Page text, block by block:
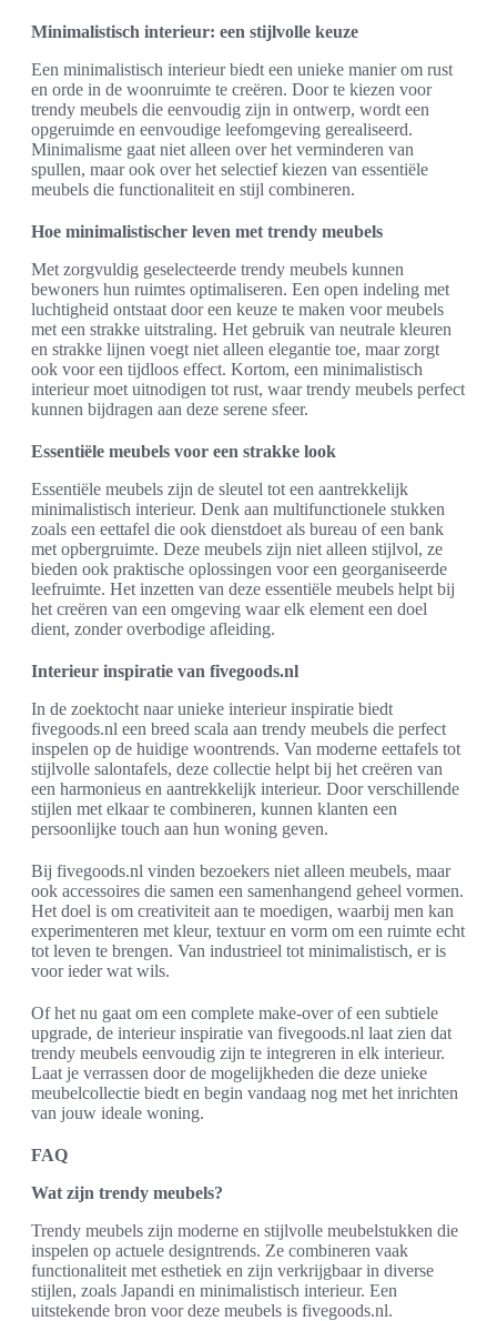
Minimalistisch interieur: een stijlvolle keuze
Een minimalistisch interieur biedt een unieke manier om rust
en orde in de woonruimte te creëren. Door te kiezen voor
trendy meubels die eenvoudig zijn in ontwerp, wordt een
opgeruimde en eenvoudige leefomgeving gerealiseerd.
Minimalisme gaat niet alleen over het verminderen van
spullen, maar ook over het selectief kiezen van essentiële
meubels die functionaliteit en stijl combineren.
Hoe minimalistischer leven met trendy meubels
Met zorgvuldig geselecteerde trendy meubels kunnen
bewoners hun ruimtes optimaliseren. Een open indeling met
luchtigheid ontstaat door een keuze te maken voor meubels
met een strakke uitstraling. Het gebruik van neutrale kleuren
en strakke lijnen voegt niet alleen elegantie toe, maar zorgt
ook voor een tijdloos effect. Kortom, een minimalistisch
interieur moet uitnodigen tot rust, waar trendy meubels perfect
kunnen bijdragen aan deze serene sfeer.
Essentiële meubels voor een strakke look
Essentiële meubels zijn de sleutel tot een aantrekkelijk
minimalistisch interieur. Denk aan multifunctionele stukken
zoals een eettafel die ook dienstdoet als bureau of een bank
met opbergruimte. Deze meubels zijn niet alleen stijlvol, ze
bieden ook praktische oplossingen voor een georganiseerde
leefruimte. Het inzetten van deze essentiële meubels helpt bij
het creëren van een omgeving waar elk element een doel
dient, zonder overbodige afleiding.
Interieur inspiratie van fivegoods.nl
In de zoektocht naar unieke interieur inspiratie biedt
fivegoods.nl een breed scala aan trendy meubels die perfect
inspelen op de huidige woontrends. Van moderne eettafels tot
stijlvolle salontafels, deze collectie helpt bij het creëren van
een harmonieus en aantrekkelijk interieur. Door verschillende
stijlen met elkaar te combineren, kunnen klanten een
persoonlijke touch aan hun woning geven.
Bij fivegoods.nl vinden bezoekers niet alleen meubels, maar
ook accessoires die samen een samenhangend geheel vormen.
Het doel is om creativiteit aan te moedigen, waarbij men kan
experimenteren met kleur, textuur en vorm om een ruimte echt
tot leven te brengen. Van industrieel tot minimalistisch, er is
voor ieder wat wils.
Of het nu gaat om een complete make-over of een subtiele
upgrade, de interieur inspiratie van fivegoods.nl laat zien dat
trendy meubels eenvoudig zijn te integreren in elk interieur.
Laat je verrassen door de mogelijkheden die deze unieke
meubelcollectie biedt en begin vandaag nog met het inrichten
van jouw ideale woning.
FAQ
Wat zijn trendy meubels?
Trendy meubels zijn moderne en stijlvolle meubelstukken die
inspelen op actuele designtrends. Ze combineren vaak
functionaliteit met esthetiek en zijn verkrijgbaar in diverse
stijlen, zoals Japandi en minimalistisch interieur. Een
uitstekende bron voor deze meubels is fivegoods.nl.